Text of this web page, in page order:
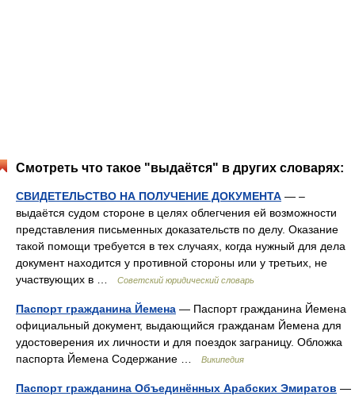
Смотреть что такое "выдаётся" в других словарях:
СВИДЕТЕЛЬСТВО НА ПОЛУЧЕНИЕ ДОКУМЕНТА — –
выдаётся судом стороне в целях облегчения ей возможности
представления письменных доказательств по делу. Оказание
такой помощи требуется в тех случаях, когда нужный для дела
документ находится у противной стороны или у третьих, не
участвующих в …
Советский юридический словарь
Паспорт гражданина Йемена — Паспорт гражданина Йемена
официальный документ, выдающийся гражданам Йемена для
удостоверения их личности и для поездок заграницу. Обложка
паспорта Йемена Содержание …
Википедия
Паспорт гражданина Объединённых Арабских Эмиратов —